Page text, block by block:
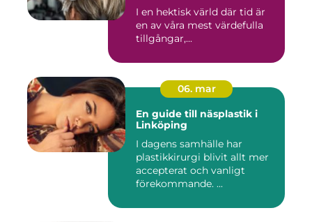
I en hektisk värld där tid är
en av våra mest värdefulla
tillgångar,...
06. mar
En guide till näsplastik i
Linköping
I dagens samhälle har
plastikkirurgi blivit allt mer
accepterat och vanligt
förekommande. ...